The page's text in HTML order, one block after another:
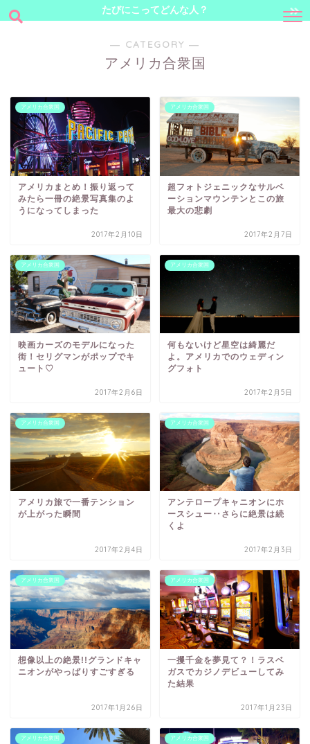
たびにこってどんな人？
― CATEGORY ―
アメリカ合衆国
アメリカ合衆国
アメリカまとめ！振り返って
みたら一冊の絶景写真集のよ
うになってしまった
2017年2月10日
アメリカ合衆国
超フォトジェニックなサルベ
ーションマウンテンとこの旅
最大の悲劇
2017年2月7日
アメリカ合衆国
映画カーズのモデルになった
街！セリグマンがポップでキ
ュート♡
2017年2月6日
アメリカ合衆国
何もないけど星空は綺麗だ
よ。アメリカでのウェディン
グフォト
2017年2月5日
アメリカ合衆国
アメリカ旅で一番テンション
が上がった瞬間
2017年2月4日
アメリカ合衆国
アンテロープキャニオンにホ
ースシュー‥さらに絶景は続
くよ
2017年2月3日
アメリカ合衆国
想像以上の絶景!!グランドキャ
ニオンがやっぱりすごすぎる
2017年1月26日
アメリカ合衆国
一攫千金を夢見て？！ラスベ
ガスでカジノデビューしてみ
た結果
2017年1月23日
アメリカ合衆国 アメリカ合衆国